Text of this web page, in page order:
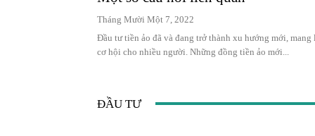
Tháng Mười Một 7, 2022
Đầu tư tiền ảo đã và đang trở thành xu hướng mới, mang
cơ hội cho nhiều người. Những đồng tiền ảo mới...
ĐẦU TƯ